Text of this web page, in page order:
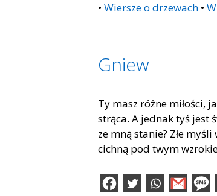
• Wiersze o drzewach •
Gniew
Ty masz różne miłości,
strąca. A jednak tyś jest
ze mną stanie? Złe
cichną pod twym